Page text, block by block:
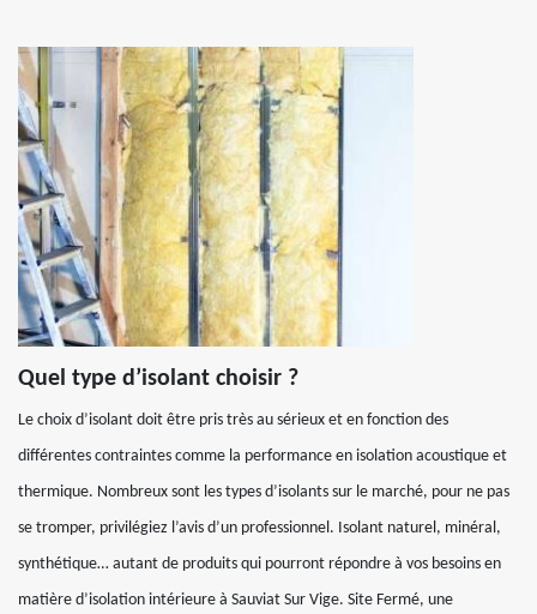
Quel type d’isolant choisir ?
Le choix d’isolant doit être pris très au sérieux et en fonction des
différentes contraintes comme la performance en isolation acoustique et
thermique. Nombreux sont les types d’isolants sur le marché, pour ne pas
se tromper, privilégiez l’avis d’un professionnel. Isolant naturel, minéral,
synthétique… autant de produits qui pourront répondre à vos besoins en
matière d’isolation intérieure à Sauviat Sur Vige. Site Fermé, une